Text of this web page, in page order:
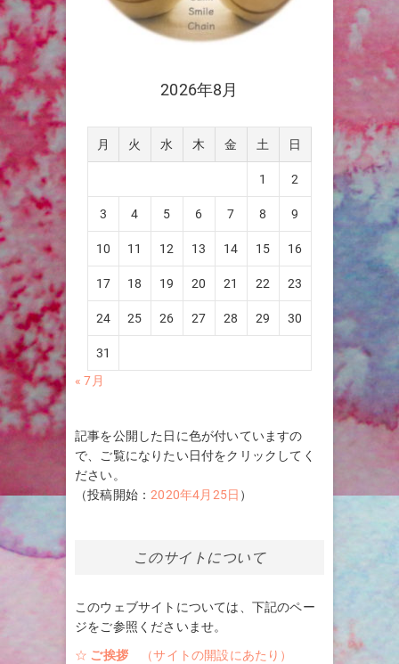
2026年8月
月 火 水 木 金 土 日
1 2
3 4 5 6 7 8 9
10 11 12 13 14 15 16
17 18 19 20 21 22 23
24 25 26 27 28 29 30
31
« 7月
記事を公開した日に色が付いていますの
で、ご覧になりたい日付をクリックしてく
ださい。
（投稿開始：2020年4月25日 ）
このサイトについて
このウェブサイトについては、下記のペー
ジをご参照くださいませ。
☆ ご挨拶
（サイトの開設にあたり）